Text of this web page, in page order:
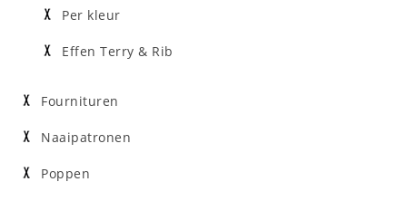
Per kleur
Effen Terry & Rib
Fournituren
Naaipatronen
Poppen